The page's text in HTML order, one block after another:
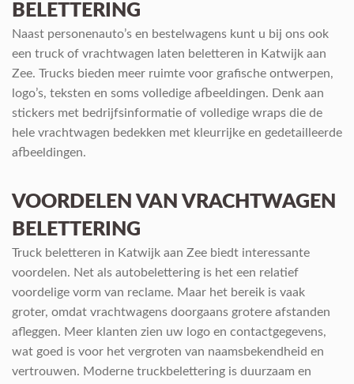
BELETTERING
Naast personenauto’s en bestelwagens kunt u bij ons ook
een truck of vrachtwagen laten beletteren in Katwijk aan
Zee. Trucks bieden meer ruimte voor grafische ontwerpen,
logo’s, teksten en soms volledige afbeeldingen. Denk aan
stickers met bedrijfsinformatie of volledige wraps die de
hele vrachtwagen bedekken met kleurrijke en gedetailleerde
afbeeldingen.
VOORDELEN VAN VRACHTWAGEN
BELETTERING
Truck beletteren in Katwijk aan Zee biedt interessante
voordelen. Net als autobelettering is het een relatief
voordelige vorm van reclame. Maar het bereik is vaak
groter, omdat vrachtwagens doorgaans grotere afstanden
afleggen. Meer klanten zien uw logo en contactgegevens,
wat goed is voor het vergroten van naamsbekendheid en
vertrouwen. Moderne truckbelettering is duurzaam en